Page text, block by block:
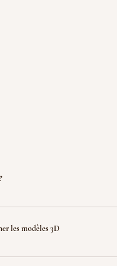
3D ? faites le nous
les modèles 3D
recherchez (jeux,